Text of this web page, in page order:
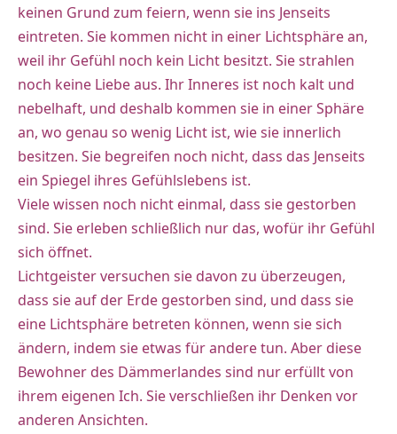
keinen Grund zum feiern, wenn sie ins Jenseits
eintreten. Sie kommen nicht in einer Lichtsphäre an,
weil ihr Gefühl noch kein Licht besitzt. Sie strahlen
noch keine Liebe aus. Ihr Inneres ist noch kalt und
nebelhaft, und deshalb kommen sie in einer Sphäre
an, wo genau so wenig Licht ist, wie sie innerlich
besitzen. Sie begreifen noch nicht, dass das Jenseits
ein Spiegel ihres Gefühlslebens ist.
Viele wissen noch nicht einmal, dass sie gestorben
sind. Sie erleben schließlich nur das, wofür ihr Gefühl
sich öffnet.
Lichtgeister versuchen sie davon zu überzeugen,
dass sie auf der Erde gestorben sind, und dass sie
eine Lichtsphäre betreten können, wenn sie sich
ändern, indem sie etwas für andere tun. Aber diese
Bewohner des Dämmerlandes sind nur erfüllt von
ihrem eigenen Ich. Sie verschließen ihr Denken vor
anderen Ansichten.